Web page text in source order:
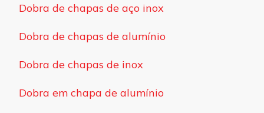
Dobra de chapas de aço inox
Dobra de chapas de alumínio
Dobra de chapas de inox
Dobra em chapa de alumínio